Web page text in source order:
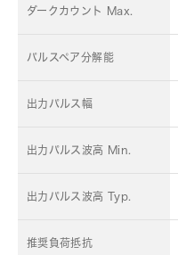
ダークカウント Max.
パルスペア分解能
出力パルス幅
出力パルス波高 Min.
出力パルス波高 Typ.
推奨負荷抵抗